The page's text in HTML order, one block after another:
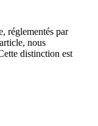
réglementés par
nous
distinction est